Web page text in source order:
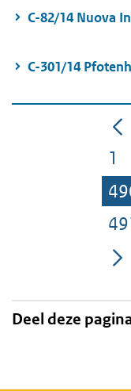
C-82/14 Nuova
C-301/14
1
Deel deze